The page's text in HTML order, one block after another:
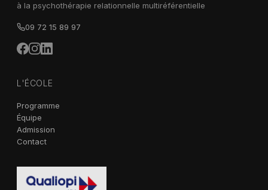
à la psychothérapie relationnelle multiréférentielle
09 72 15 89 97
L'ÉCOLE
Programme
Équipe
Admission
Contact